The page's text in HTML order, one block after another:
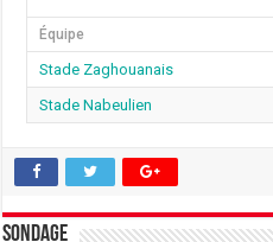
Équipe
Stade Zaghouanais
Stade Nabeulien
Sondage